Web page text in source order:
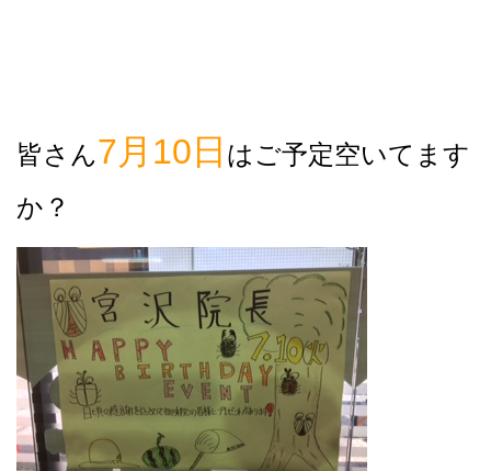
皆さん7月10日 はご予定空いてます
か？